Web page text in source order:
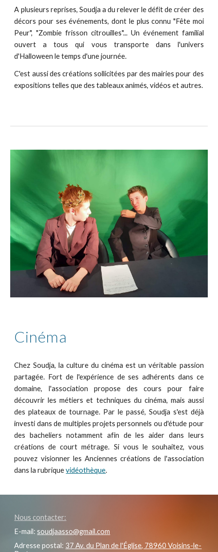
A plusieurs reprises, Soudja a du relever le défit de créer des
décors pour ses événements, dont le plus connu "Fête moi
Peur", "Zombie frisson citrouilles"... Un événement familial
ouvert a tous qui vous transporte dans l'univers
d'Halloween le temps d'une journée.
C'est aussi des créations sollicitées par des mairies pour des
expositions telles que des tableaux animés, vidéos et autres.
Cinéma
Chez Soudja, la culture du cinéma est un véritable passion
partagée. Fort de l'expérience de ses adhérents dans ce
domaine, l'association propose des cours pour faire
découvrir les métiers et techniques du cinéma, mais aussi
des plateaux de tournage. Par le passé, Soudja s'est déjà
investi dans de multiples projets personnels ou d'étude pour
des bacheliers notamment afin de les aider dans leurs
créations de court métrage. Si vous le souhaitez, vous
pouvez visionner les Anciennes créations de l'association
dans la rubriquevidéothèque.
Nous contacter:
E-mail:soudjaasso@gmail.com
Adresse postal: 37 Av. du Plan de l'Église, 78960 Voisins-le-